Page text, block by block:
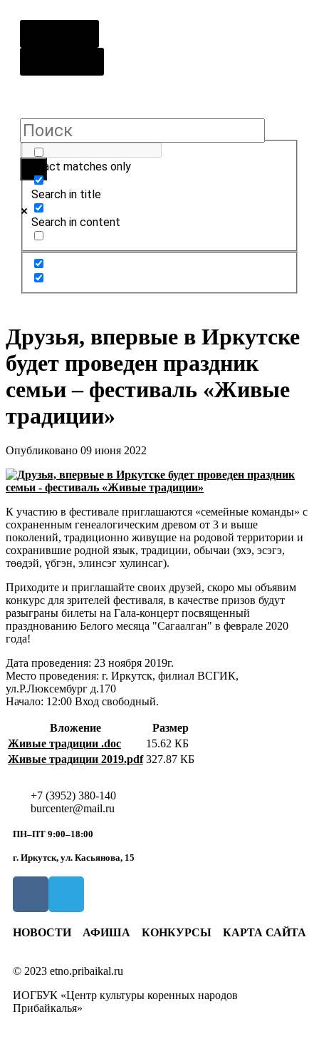
Exact matches only
Search in title
Search in content
Друзья, впервые в Иркутске
будет проведен праздник
семьи – фестиваль «Живые
традиции»
Опубликовано 09 июня 2022
К участию в фестивале приглашаются «семейные команды» с
сохраненным генеалогическим древом от 3 и выше
поколений, традиционно живущие на родовой территории и
сохранившие родной язык, традиции, обычаи (эхэ, эсэгэ,
төөдэй, үбгэн, элинсэг хулинсаг).
Приходите и приглашайте своих друзей, скоро мы объявим
конкурс для зрителей фестиваля, в качестве призов будут
разыграны билеты на Гала-концерт посвященный
празднованию Белого месяца "Сагаалган" в феврале 2020
года!
Дата проведения: 23 ноября 2019г.
Место проведения: г. Иркутск, филиал ВСГИК,
ул.Р.Люксембург д.170
Начало: 12:00 Вход свободный.
Вложение
Размер
Живые традиции .doc
15.62 КБ
Живые традиции 2019.pdf 327.87 КБ
+7 (3952) 380-140
burcenter@mail.ru
ПН–ПТ 9:00–18:00
г. Иркутск, ул. Касьянова, 15
НОВОСТИ АФИША КОНКУРСЫ КАРТА САЙТА
© 2023 etno.pribaikal.ru
ИОГБУК «Центр культуры коренных народов
Прибайкалья»